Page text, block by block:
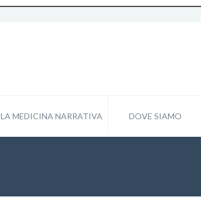
LA MEDICINA NARRATIVA DOVE SIAMO